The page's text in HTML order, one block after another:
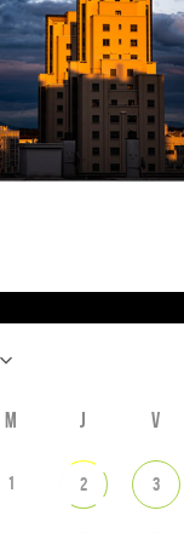
M J V
1 2 3